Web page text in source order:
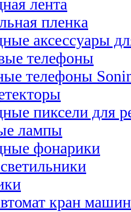
лента
пленка
аксессуары
телефоны
телефоны
пиксели для
лампы
фонарики
кран